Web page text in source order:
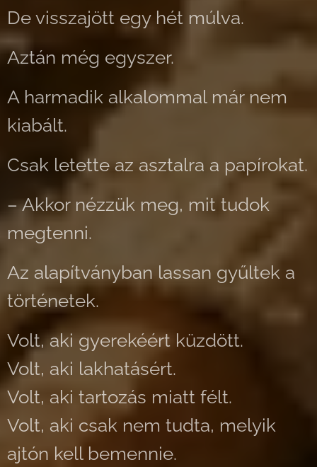
De visszajött egy hét múlva.
Aztán még egyszer.
A harmadik alkalommal már nem
kiabált.
Csak letette az asztalra a papírokat.
– Akkor nézzük meg, mit tudok
megtenni.
Az alapítványban lassan gyűltek a
történetek.
Volt, aki gyerekéért küzdött.
Volt, aki lakhatásért.
Volt, aki tartozás miatt félt.
Volt, aki csak nem tudta, melyik
ajtón kell bemennie.